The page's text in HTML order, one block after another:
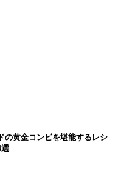
の黄金コンビを堪能するレシ